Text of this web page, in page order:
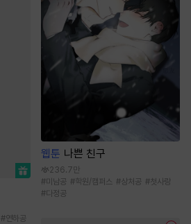
#연하공
웹툰 나쁜 친구
236.7만
#미남공 #학원/캠퍼스 #상처공 #첫사랑
#다정공